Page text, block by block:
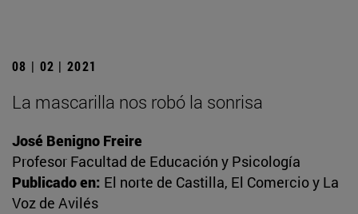
08 | 02 | 2021
La mascarilla nos robó la sonrisa
José Benigno Freire
Profesor Facultad de Educación y Psicología
Publicado en: El norte de Castilla, El Comercio y La
Voz de Avilés